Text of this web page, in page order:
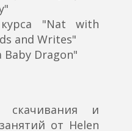
"Nat with
and Writes"
Baby Dragon"